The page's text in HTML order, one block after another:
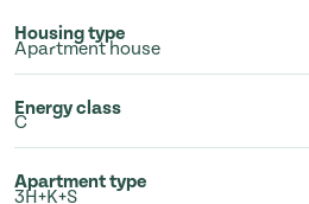
Housing type
Apartment house
Energy class
C
Apartment type
3H+K+S